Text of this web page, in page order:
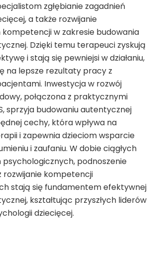
zgłębianie zagadnień
a także rozwijanie
w zakresie budowania
Dzięki temu terapeuci zyskują
i stają się pewniejsi w działaniu,
na lepsze rezultaty pracy z
Inwestycja w rozwój
połączona z praktycznymi
sprzyja budowaniu autentycznej
cechy, która wpływa na
i zapewnia dzieciom wsparcie
i zaufaniu. W dobie ciągłych
psychologicznych, podnoszenie
rozwijanie kompetencji
stają się fundamentem efektywnej
kształtując przyszłych liderów
dziecięcej.